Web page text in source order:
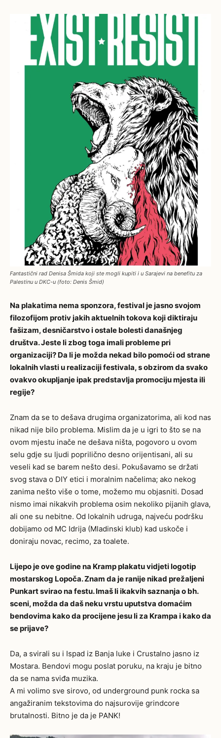
Fantastični rad Denisa Šmida koji ste mogli kupiti i u Sarajevi na benefitu za
Palestinu u DKC-u (foto: Denis Šmid)
Na plakatima nema sponzora, festival je jasno svojom
filozofijom protiv jakih aktuelnih tokova koji diktiraju
fašizam, desničarstvo i ostale bolesti današnjeg
društva. Jeste li zbog toga imali probleme pri
organizaciji? Da li je možda nekad bilo pomoći od strane
lokalnih vlasti u realizaciji festivala, s obzirom da svako
ovakvo okupljanje ipak predstavlja promociju mjesta ili
regije?
Znam da se to dešava drugima organizatorima, ali kod nas
nikad nije bilo problema. Mislim da je u igri to što se na
ovom mjestu inače ne dešava ništa, pogovoro u ovom
selu gdje su ljudi poprilično desno orijentisani, ali su
veseli kad se barem nešto desi. Pokušavamo se držati
svog stava o DIY etici i moralnim načelima; ako nekog
zanima nešto više o tome, možemo mu objasniti. Dosad
nismo imai nikakvih problema osim nekoliko pijanih glava,
ali one su nebitne. Od lokalnih udruga, najveću podršku
dobijamo od MC Idrija (Mladinski klub) kad uskoče i
doniraju novac, recimo, za toalete.
Lijepo je ove godine na Kramp plakatu vidjeti logotip
mostarskog Lopoča. Znam da je ranije nikad prežaljeni
Punkart svirao na festu. Imaš li ikakvih saznanja o bh.
sceni, možda da daš neku vrstu uputstva domaćim
bendovima kako da procijene jesu li za Krampa i kako da
se prijave?
Da, a svirali su i Ispad iz Banja luke i Crustalno jasno iz
Mostara. Bendovi mogu poslat poruku, na kraju je bitno
da se nama sviđa muzika.
A mi volimo sve sirovo, od underground punk rocka sa
angažiranim tekstovima do najsurovije grindcore
brutalnosti. Bitno je da je PANK!